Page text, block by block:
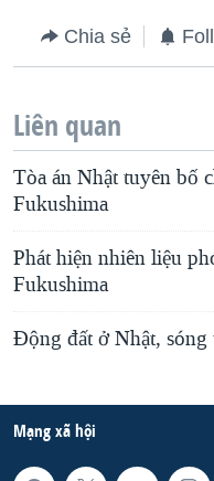
Chia sẻ
Liên quan
Tòa án Nhật tuyên bố
Fukushima
Phát hiện nhiên liệu
Fukushima
Động đất ở Nhật, sóng
Mạng xã hội